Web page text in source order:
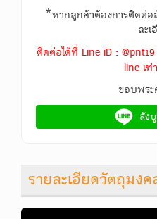
*หากลูกค้าต้องการติดต่อ
ละ
ติดต่อได้ที่ Line iD :
line เท่
ขอบพร
สั่ง
รายละเอียดวัตถุมงค